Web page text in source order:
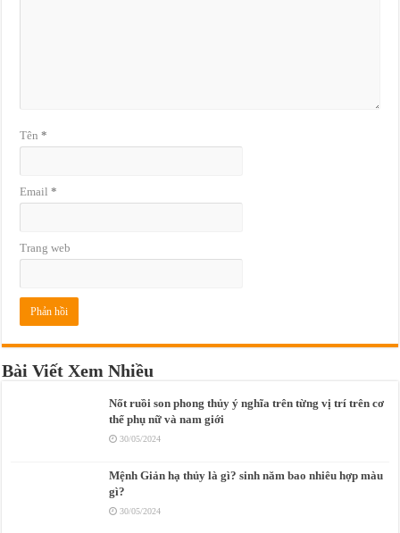
Tên*
Email*
Trang web
Bài Viết Xem Nhiều
Nốt ruồi son phong thủy ý nghĩa trên từng vị trí trên cơ
thể phụ nữ và nam giới
30/05/2024
Mệnh Giản hạ thủy là gì? sinh năm bao nhiêu hợp màu
gì?
30/05/2024